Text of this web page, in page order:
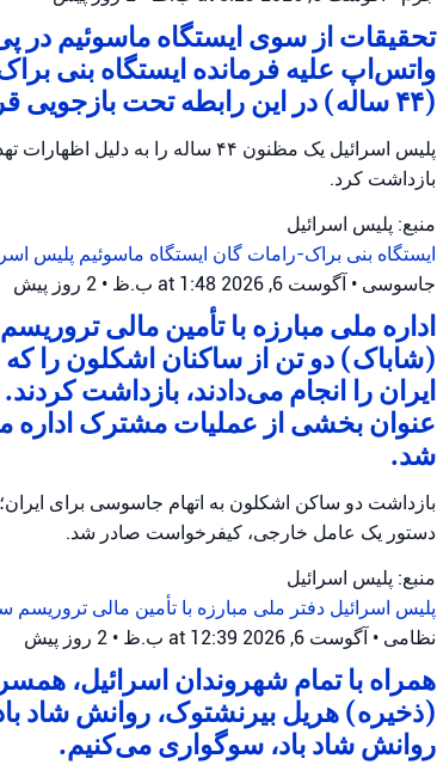
تحقیقات از سوی ایستگاه ماسوئیم در
واتس‌اپ علیه فرمانده ایستگاه بنی
(۴۴ ساله) در این رابطه تحت بازجویی قرار دارد.
پلیس اسرائیل یک مظنون ۴۴ ساله را
بازداشت کرد.
منبع: پلیس اسرائیل
ایستگاه بنی براک-رامات گان ایستگاه ماسوئیم پلیس
جاسوسی • آگوست 6, 2026 at 1:48 ب.ظ • 2 روز پیش
اداره ملی مبارزه با تأمین مالی
(شاباک) دو تن از ساکنان اشکلون را
ایران را انجام می‌دادند، بازداشت
عنوان بخشی از عملیات مشترک اداره
شد.
بازداشت دو ساکن اشکلون به اتهام جاسوسی برای
دستور یک عامل خارجی، کیفرخواست صادر شد.
منبع: پلیس اسرائیل
پلیس اسرائیل دفتر ملی مبارزه با تأمین مالی تروریسم
نظامی • آگوست 6, 2026 at 12:39 ب.ظ • 2 روز پیش
همراه با تمام شهروندان اسرائیل،
(ذخیره) هریل بیرنشتوک، روانش شاد
روانش شاد باد، سوگواری می‌کنیم.